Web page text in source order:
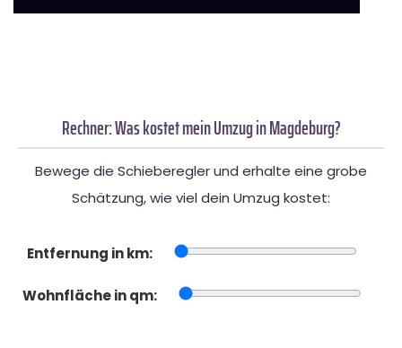
Rechner: Was kostet mein Umzug in Magdeburg?
Bewege die Schieberegler und erhalte eine grobe
Schätzung, wie viel dein Umzug kostet:
Entfernung in km:
Wohnfläche in qm: